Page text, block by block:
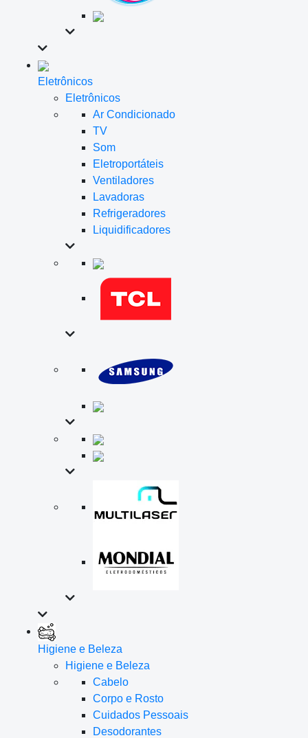
Eletrônicos
Eletrônicos
Ar Condicionado
TV
Som
Eletroportáteis
Ventiladores
Lavadoras
Refrigeradores
Liquidificadores
Higiene e Beleza
Higiene e Beleza
Cabelo
Corpo e Rosto
Cuidados Pessoais
Desodorantes